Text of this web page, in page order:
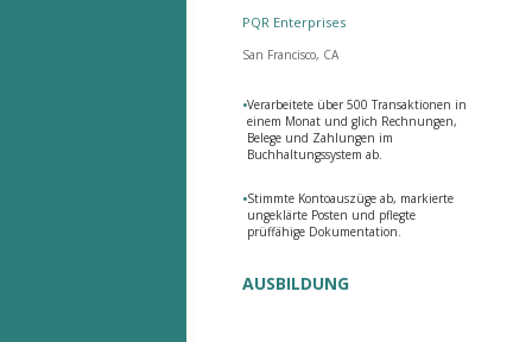
PQR Enterprises
San Francisco, CA
•Verarbeitete über 500 Transaktionen in
einem Monat und glich Rechnungen,
Belege und Zahlungen im
Buchhaltungssystem ab.
•Stimmte Kontoauszüge ab, markierte
ungeklärte Posten und pflegte
prüffähige Dokumentation.
AUSBILDUNG